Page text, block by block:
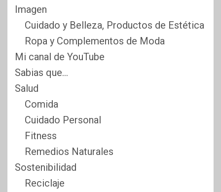
Imagen
Cuidado y Belleza, Productos de Estética
Ropa y Complementos de Moda
Mi canal de YouTube
Sabias que…
Salud
Comida
Cuidado Personal
Fitness
Remedios Naturales
Sostenibilidad
Reciclaje